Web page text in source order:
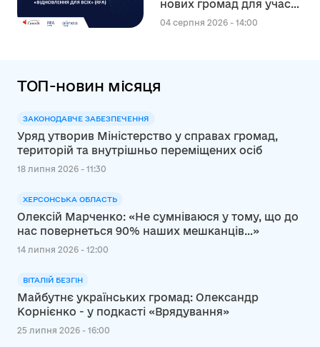
нових громад для участі
в канадському проєкті
04 серпня 2026 - 14:00
ТОП-новин місяця
ЗАКОНОДАВЧЕ ЗАБЕЗПЕЧЕННЯ
Уряд утворив Міністерство у справах громад,
територій та внутрішньо переміщених осіб
18 липня 2026 - 11:30
ХЕРСОНСЬКА ОБЛАСТЬ
Олексій Марченко: «Не сумніваюся у тому, що до
нас повернеться 90% наших мешканців…»
14 липня 2026 - 12:00
ВІТАЛІЙ БЕЗГІН
Майбутнє українських громад: Олександр
Корнієнко - у подкасті «Врядування»
25 липня 2026 - 16:00